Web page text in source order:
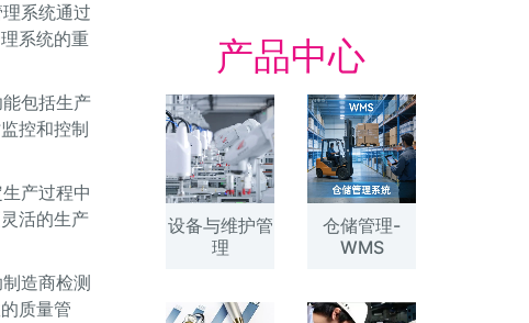
系统通过
系统的重
包括生产
控和控制
产过程中
活的生产
造商检测
质量管
产品中心
设备与维护管
理
仓储管理-
WMS